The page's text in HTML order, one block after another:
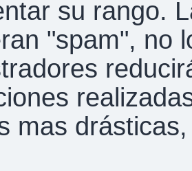
su rango.
"spam", no
mas